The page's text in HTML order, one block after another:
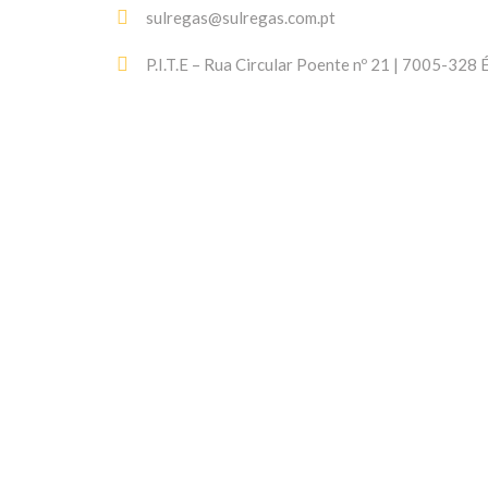
sulregas@sulregas.com.pt
P.I.T.E – Rua Circular Poente nº 21 | 7005-328